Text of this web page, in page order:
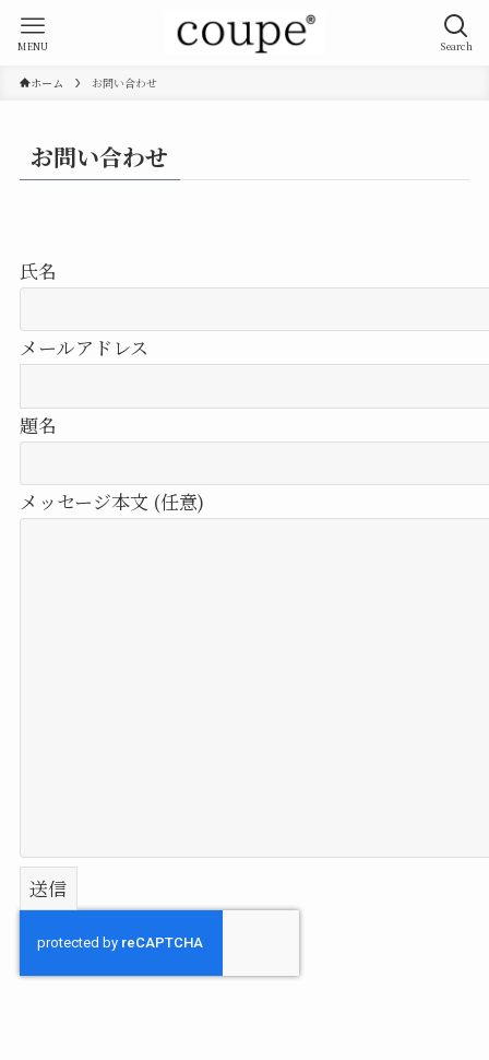
Search
MENU
ホーム お問い合わせ
お問い合わせ
氏名
メールアドレス
題名
メッセージ本文 (任意)